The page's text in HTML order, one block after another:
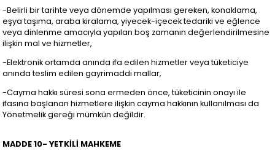
-Belirli bir tarihte veya dönemde yapılması gereken, konaklama,
eşya taşıma, araba kiralama, yiyecek-içecek tedariki ve eğlence
veya dinlenme amacıyla yapılan boş zamanın değerlendirilmesine
ilişkin mal ve hizmetler,
-Elektronik ortamda anında ifa edilen hizmetler veya tüketiciye
anında teslim edilen gayrimaddi mallar,
-Cayma hakkı süresi sona ermeden önce, tüketicinin onayı ile
ifasına başlanan hizmetlere ilişkin cayma hakkının kullanılması da
Yönetmelik gereği mümkün değildir.
MADDE 10- YETKİLİ MAHKEME